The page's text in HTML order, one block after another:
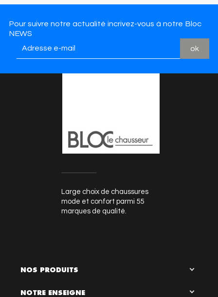
Pour suivre notre actualité incrivez-vous à notre Bloc
NEWS
Large choix de chaussures
mode et confort parmi 55
marques de qualité.
NOS PRODUITS
NOTRE ENSEIGNE